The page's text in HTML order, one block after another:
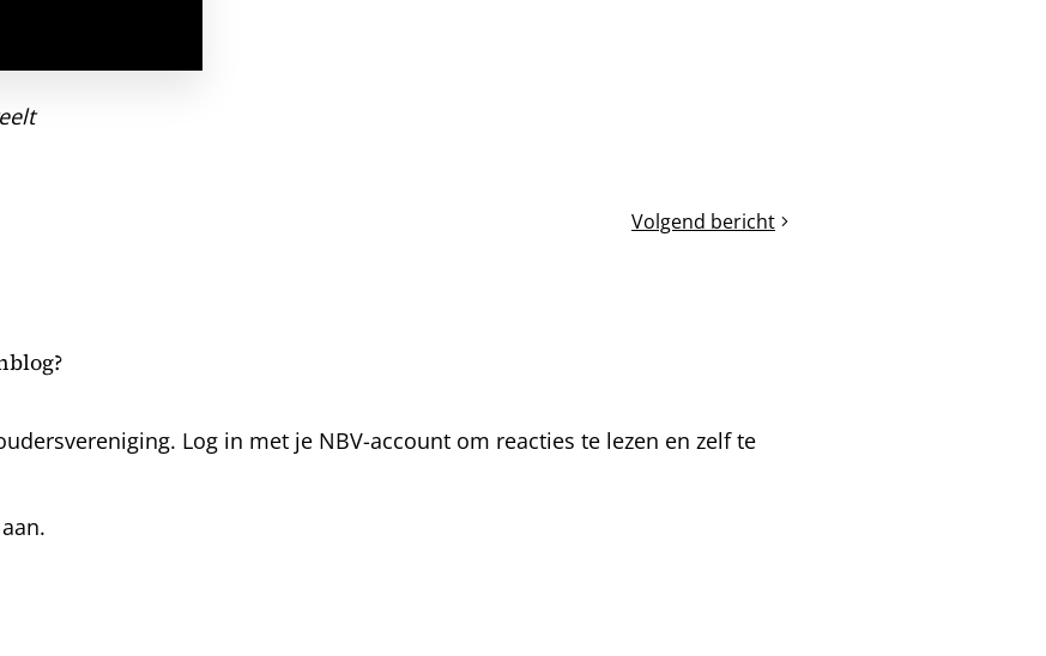
Volgend bericht
Koninginnen
Log in met je NBV-account om reacties te lezen en zelf te